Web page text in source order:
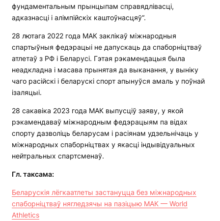
фундаментальным прынцыпам справядлівасці,
адказнасці і алімпійскіх каштоўнасцяў“.
28 лютага 2022 года МАК заклікаў міжнародныя
спартыўныя федэрацыі не дапускаць да спаборніцтваў
атлетаў з РФ і Беларусі. Гэтая рэкамендацыя была
неадкладна і масава прынятая да выканання, у выніку
чаго расійскі і беларускі спорт апынуўся амаль у поўнай
ізаляцыі.
28 сакавіка 2023 года МАК выпусціў заяву, у якой
рэкамендаваў міжнародным федэрацыям па відах
спорту дазволіць беларусам і расіянам удзельнічаць у
міжнародных спаборніцтвах у якасці індывідуальных
нейтральных спартсменаў.
Гл. таксама:
Беларускія лёгкаатлеты застануцца без міжнародных
спаборніцтваў нягледзячы на пазіцыю МАК — World
Athletics